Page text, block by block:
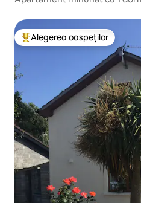
Locuință din topul categoriei
Alegerea oaspeților